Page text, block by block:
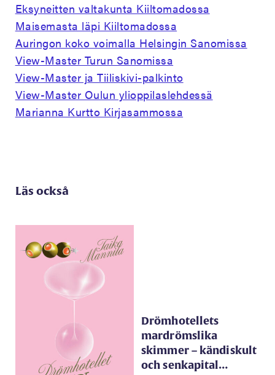
Eksyneitten valtakunta Kiiltomadossa
Maisemasta läpi Kiiltomadossa
Auringon koko voimalla Helsingin Sanomissa
View-Master Turun Sanomissa
View-Master ja Tiiliskivi-palkinto
View-Master Oulun ylioppilaslehdessä
Marianna Kurtto Kirjasammossa
Läs också
Drömhotellets
mardrömslika
skimmer – kändiskult
och senkapital…